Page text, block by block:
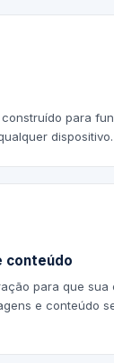
para
dispositivo.
conteúdo
para que sua
e conteúdo